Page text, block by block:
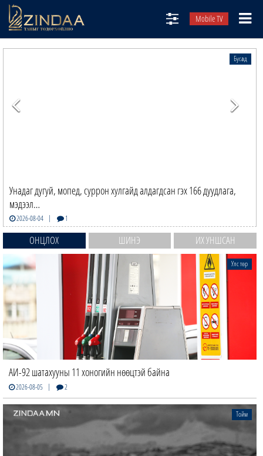
Mobile TV
НИЙТЛЭЛЧИД
АУДИО ЗОХИОЛ
Унадаг дугуй, мопед, суррон хулгайд алдагдсан гэх 166 дуудлага,
мэдээл…
2026-08-04 | 1
Бусад
ОНЦЛОХ ШИНЭ ИХ УНШСАН
АИ-92 шатахууны 11 хоногийн нөөцтэй байна
2026-08-05 | 2
Улс төр
Тойм